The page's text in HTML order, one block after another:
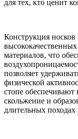
для тех, кто ценит
Конструкция носков
материалов, что
позволяет
физической
стопе
скольжение и
длительных